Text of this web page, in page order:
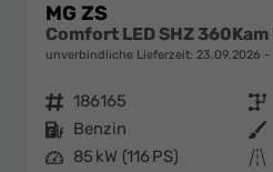
MG ZS
unverbindliche Lieferzeit: 23.09.2026
Fahrzeugnr. 186165 Getriebe
Kraftstoff Benzin Außenfarbe
Leistung 85 kW (116 PS) Kilometerstand